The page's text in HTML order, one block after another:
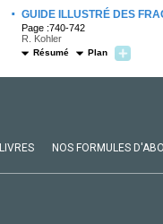
· GUIDE ILLUSTRÉ DES
Page :740-742
R. Kohler
Résumé Plan
LIVRES NOS FORMULES